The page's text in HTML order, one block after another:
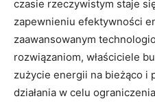
⁣czasie rzeczywistym ⁤staje
zapewnieniu⁣ efektywności
zaawansowanym
rozwiązaniom, właściciele
zużycie energii na bieżąco i
⁤działania‍ w ‌celu